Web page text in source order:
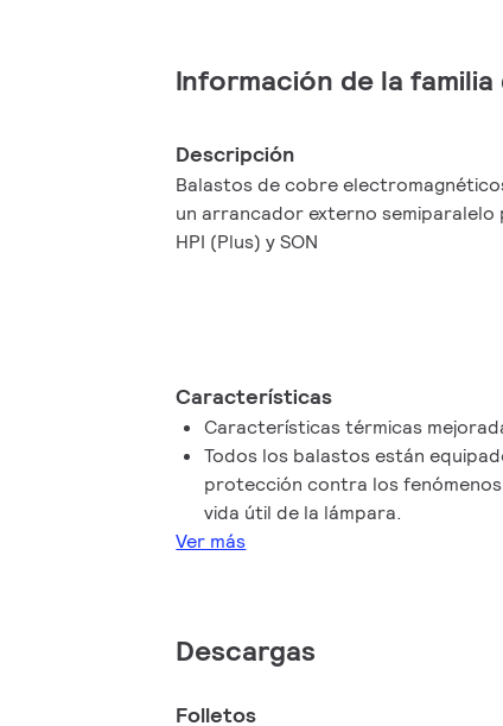
Información de la
Descripción
Balastos de cobre
un arrancador externo semiparalelo
HPI (Plus) y SON
Características
Características térmicas
Todos los balastos están
protección contra los
vida útil de la lámpara.
Ver más
Descargas
Folletos